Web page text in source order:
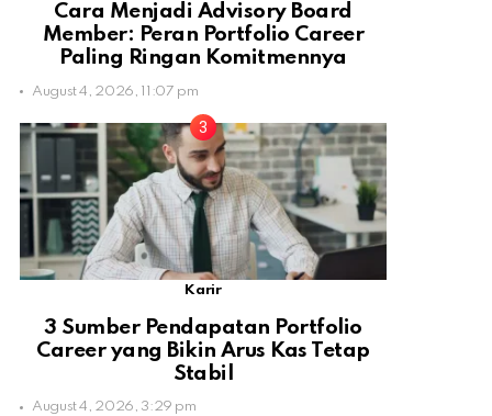
Cara Menjadi Advisory Board
Member: Peran Portfolio Career
Paling Ringan Komitmennya
August 4, 2026, 11:07 pm
Karir
3 Sumber Pendapatan Portfolio
Career yang Bikin Arus Kas Tetap
Stabil
August 4, 2026, 3:29 pm